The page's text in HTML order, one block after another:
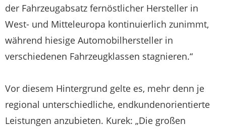
der Fahrzeugabsatz fernöstlicher Hersteller in
West- und Mitteleuropa kontinuierlich zunimmt,
während hiesige Automobilhersteller in
verschiedenen Fahrzeugklassen stagnieren.“
Vor diesem Hintergrund gelte es, mehr denn je
regional unterschiedliche, endkundenorientierte
Leistungen anzubieten. Kurek: „Die großen